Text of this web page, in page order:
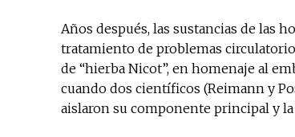
Años después, las sustancias de las
tratamiento de problemas
de “hierba Nicot”, en homenaje al
cuando dos científicos (Reimann y
aislaron su componente principal y